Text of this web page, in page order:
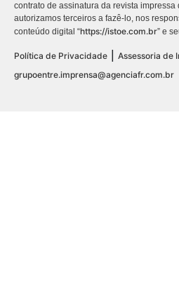
contrato de assinatura da revista impressa
autorizamos terceiros a fazê-lo, nos
conteúdo digital “https://istoe.com.br” e
Política de Privacidade
Assessoria de
grupoentre.imprensa@agenciafr.com.br